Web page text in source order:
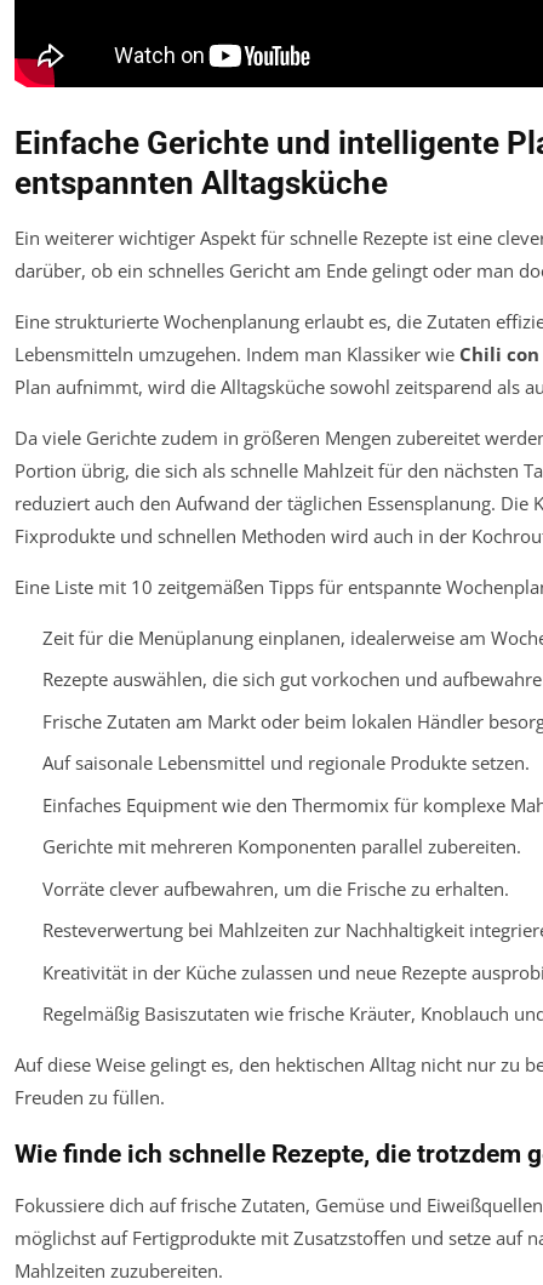
Einfache Gerichte und intelligente
entspannten Alltagsküche
Ein weiterer wichtiger Aspekt für schnelle Rezepte ist eine
darüber, ob ein schnelles Gericht am Ende gelingt oder man
Eine strukturierte Wochenplanung erlaubt es, die Zutaten
Lebensmitteln umzugehen. Indem man Klassiker wie Chili
Plan aufnimmt, wird die Alltagsküche sowohl zeitsparend als
Da viele Gerichte zudem in größeren Mengen zubereitet
Portion übrig, die sich als schnelle Mahlzeit für den nächsten
reduziert auch den Aufwand der täglichen Essensplanung.
Fixprodukte und schnellen Methoden wird auch in der
Eine Liste mit 10 zeitgemäßen Tipps für entspannte
Zeit für die Menüplanung einplanen, idealerweise am
Rezepte auswählen, die sich gut vorkochen und
Frische Zutaten am Markt oder beim lokalen Händler
Auf saisonale Lebensmittel und regionale Produkte setzen.
Einfaches Equipment wie den Thermomix für komplexe
Gerichte mit mehreren Komponenten parallel zubereiten.
Vorräte clever aufbewahren, um die Frische zu erhalten.
Resteverwertung bei Mahlzeiten zur Nachhaltigkeit
Kreativität in der Küche zulassen und neue Rezepte
Regelmäßig Basiszutaten wie frische Kräuter, Knoblauch
Auf diese Weise gelingt es, den hektischen Alltag nicht nur zu
Freuden zu füllen.
Wie finde ich schnelle Rezepte, die trotzdem
Fokussiere dich auf frische Zutaten, Gemüse und
möglichst auf Fertigprodukte mit Zusatzstoffen und setze auf
Mahlzeiten zuzubereiten.